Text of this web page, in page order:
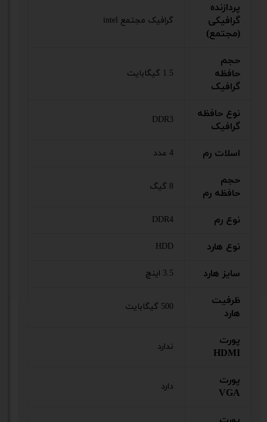
پردازنده
گرافیکی
(مجتمع)
گرافیک مجتمع intel
حجم
حافظه
گرافیک
1.5 گیگابایت
نوع حافظه
گرافیک
DDR3
اسلات رم 4 عدد
حجم
حافظه رم
8 گیگ
نوع رم DDR4
نوع هارد HDD
سایز هارد 3.5 اینچ
ظرفیت
هارد
500 گیگابایت
پورت
HDMI
ندارد
پورت
VGA
دارد